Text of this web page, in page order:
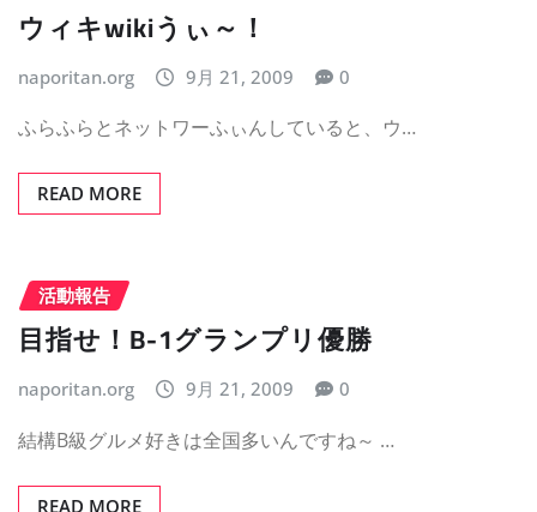
ウィキwikiうぃ～！
naporitan.org 9月 21, 2009 0
ふらふらとネットワーふぃんしていると、ウ…
READ MORE
活動報告
目指せ！B-1グランプリ優勝
naporitan.org 9月 21, 2009 0
結構B級グルメ好きは全国多いんですね～ …
READ MORE